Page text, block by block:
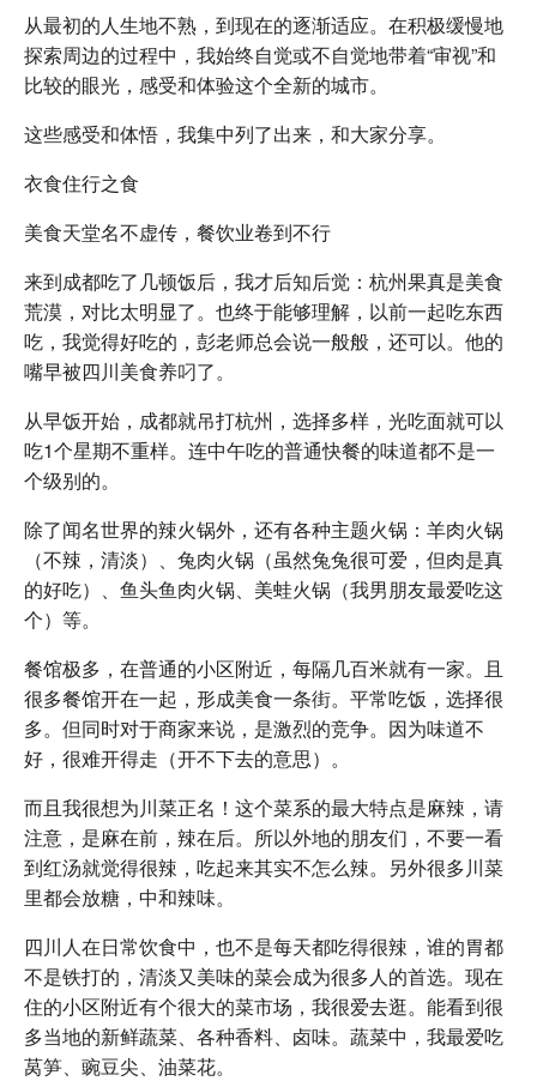
从最初的人生地不熟，到现在的逐渐适应。在积极缓慢地
探索周边的过程中，我始终自觉或不自觉地带着“审视”和
比较的眼光，感受和体验这个全新的城市。
这些感受和体悟，我集中列了出来，和大家分享。
衣食住行之食
美食天堂名不虚传，餐饮业卷到不行
来到成都吃了几顿饭后，我才后知后觉：杭州果真是美食
荒漠，对比太明显了。也终于能够理解，以前一起吃东西
吃，我觉得好吃的，彭老师总会说一般般，还可以。他的
嘴早被四川美食养叼了。
从早饭开始，成都就吊打杭州，选择多样，光吃面就可以
吃1个星期不重样。连中午吃的普通快餐的味道都不是一
个级别的。
除了闻名世界的辣火锅外，还有各种主题火锅：羊肉火锅
（不辣，清淡）、兔肉火锅（虽然兔兔很可爱，但肉是真
的好吃）、鱼头鱼肉火锅、美蛙火锅（我男朋友最爱吃这
个）等。
餐馆极多，在普通的小区附近，每隔几百米就有一家。且
很多餐馆开在一起，形成美食一条街。平常吃饭，选择很
多。但同时对于商家来说，是激烈的竞争。因为味道不
好，很难开得走（开不下去的意思）。
而且我很想为川菜正名！这个菜系的最大特点是麻辣，请
注意，是麻在前，辣在后。所以外地的朋友们，不要一看
到红汤就觉得很辣，吃起来其实不怎么辣。另外很多川菜
里都会放糖，中和辣味。
四川人在日常饮食中，也不是每天都吃得很辣，谁的胃都
不是铁打的，清淡又美味的菜会成为很多人的首选。现在
住的小区附近有个很大的菜市场，我很爱去逛。能看到很
多当地的新鲜蔬菜、各种香料、卤味。蔬菜中，我最爱吃
莴笋、豌豆尖、油菜花。